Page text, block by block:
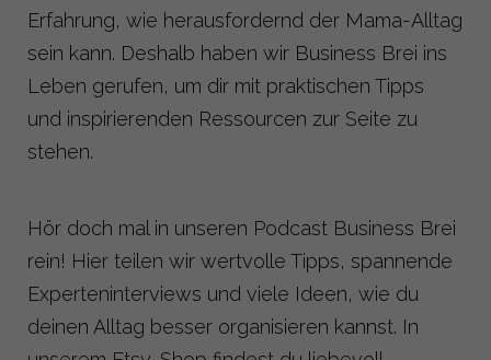
Erfahrung, wie herausfordernd der Mama-Alltag
sein kann. Deshalb haben wir Business Brei ins
Leben gerufen, um dir mit praktischen Tipps
und inspirierenden Ressourcen zur Seite zu
stehen.
Hör doch mal in unseren Podcast Business Brei
rein! Hier teilen wir wertvolle Tipps, spannende
Experteninterviews und viele Ideen, wie du
deinen Alltag besser organisieren kannst. In